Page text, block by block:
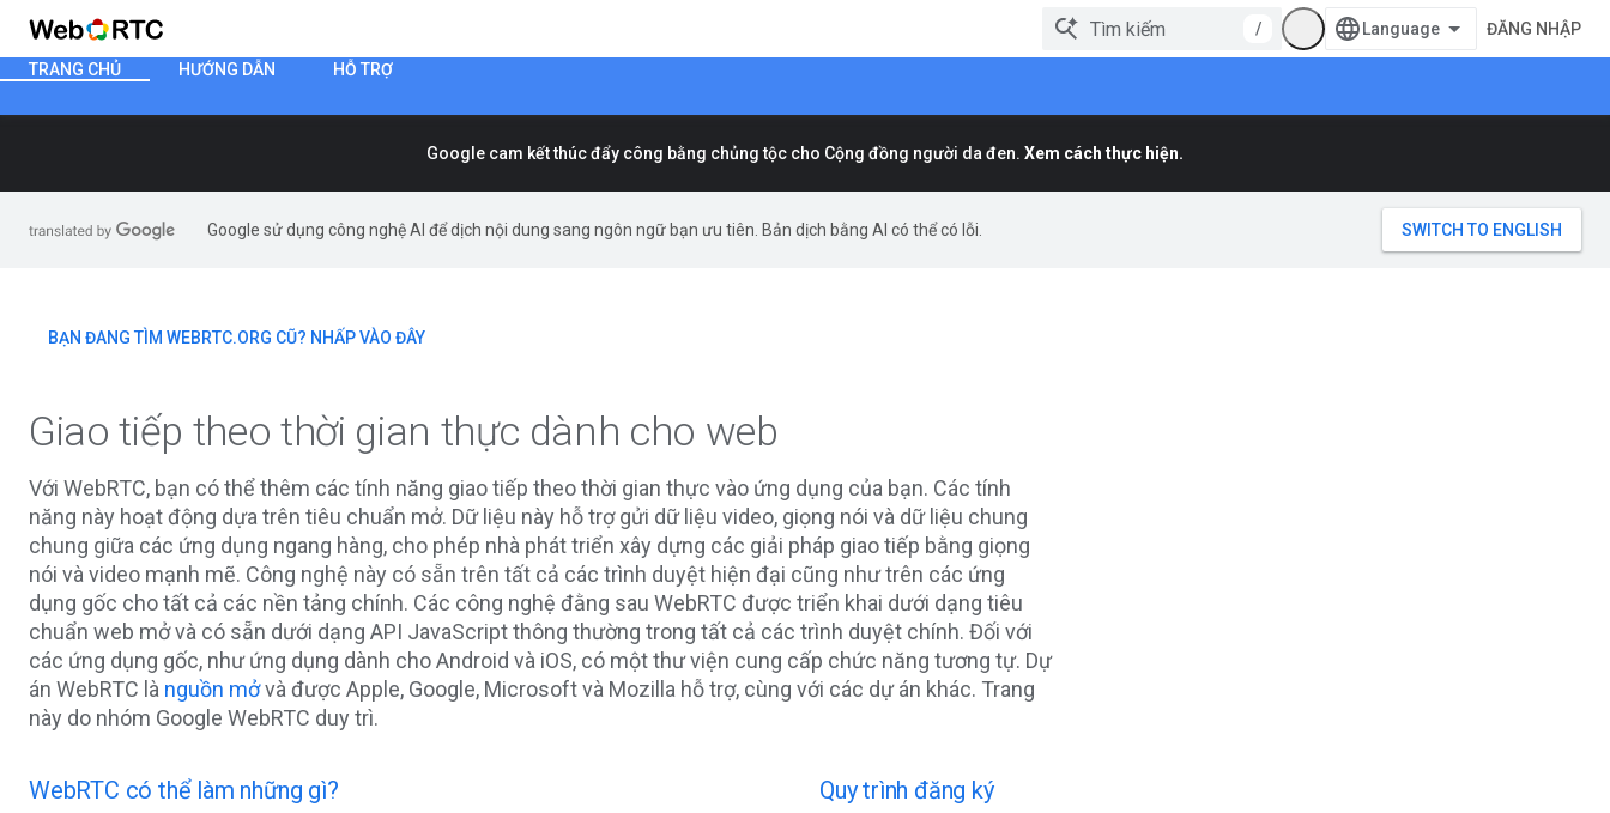
/ ĐĂNG NHẬP
TRANG CHỦ HƯỚNG DẪN HỖ TRỢ
Google cam kết thúc đẩy công bằng chủng tộc cho Cộng đồng người da đen. Xem cách thực hiện.
Google sử dụng công nghệ AI để dịch nội dung sang ngôn ngữ bạn ưu tiên. Bản dịch bằng AI có thể có lỗi.
BẠN ĐANG TÌM WEBRTC.ORG CŨ? NHẤP VÀO ĐÂY
Giao tiếp theo thời gian thực dành cho web
Với WebRTC, bạn có thể thêm các tính năng giao tiếp theo thời gian thực vào ứng dụng của bạn. Các tính
năng này hoạt động dựa trên tiêu chuẩn mở. Dữ liệu này hỗ trợ gửi dữ liệu video, giọng nói và dữ liệu chung
chung giữa các ứng dụng ngang hàng, cho phép nhà phát triển xây dựng các giải pháp giao tiếp bằng giọng
nói và video mạnh mẽ. Công nghệ này có sẵn trên tất cả các trình duyệt hiện đại cũng như trên các ứng
dụng gốc cho tất cả các nền tảng chính. Các công nghệ đằng sau WebRTC được triển khai dưới dạng tiêu
chuẩn web mở và có sẵn dưới dạng API JavaScript thông thường trong tất cả các trình duyệt chính. Đối với
các ứng dụng gốc, như ứng dụng dành cho Android và iOS, có một thư viện cung cấp chức năng tương tự. Dự
án WebRTC là nguồn mởvà được Apple, Google, Microsoft và Mozilla hỗ trợ, cùng với các dự án khác. Trang
này do nhóm Google WebRTC duy trì.
WebRTC có thể làm những gì? Quy trình đăng ký